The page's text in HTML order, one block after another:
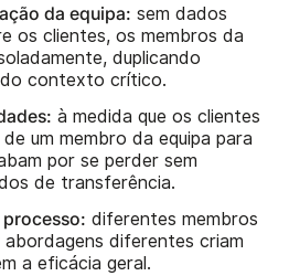
da equipa: sem dados
os clientes, os membros da
duplicando
contexto crítico.
à medida que os clientes
um membro da equipa para
por se perder sem
de transferência.
diferentes membros
abordagens diferentes criam
a eficácia geral.